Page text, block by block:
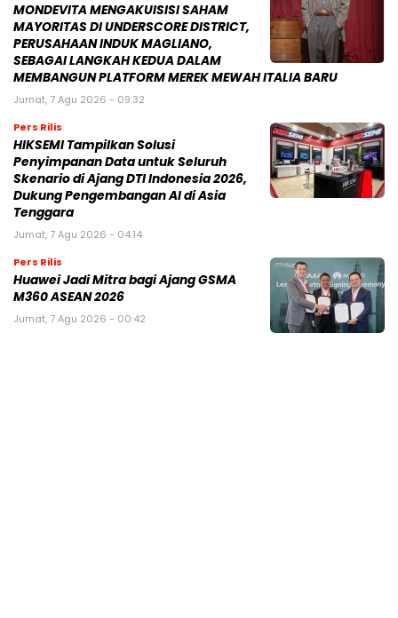
MONDEVITA MENGAKUISISI SAHAM
MAYORITAS DI UNDERSCORE DISTRICT,
PERUSAHAAN INDUK MAGLIANO,
SEBAGAI LANGKAH KEDUA DALAM
MEMBANGUN PLATFORM MEREK MEWAH ITALIA BARU
Jumat, 7 Agu 2026 - 09:32
Pers Rilis
HIKSEMI Tampilkan Solusi
Penyimpanan Data untuk Seluruh
Skenario di Ajang DTI Indonesia 2026,
Dukung Pengembangan AI di Asia
Tenggara
Jumat, 7 Agu 2026 - 04:14
Pers Rilis
Huawei Jadi Mitra bagi Ajang GSMA
M360 ASEAN 2026
Jumat, 7 Agu 2026 - 00:42